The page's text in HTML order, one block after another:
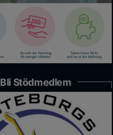
Bli Stödmedlem